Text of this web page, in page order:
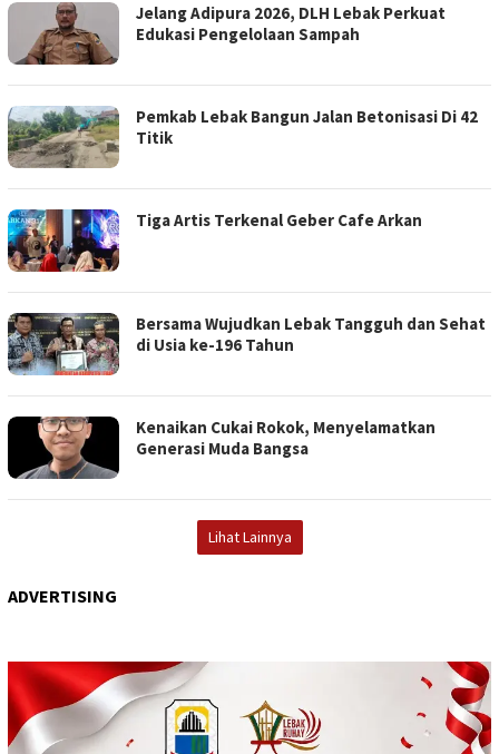
Jelang Adipura 2026, DLH Lebak Perkuat
Edukasi Pengelolaan Sampah
Pemkab Lebak Bangun Jalan Betonisasi Di 42
Titik
Tiga Artis Terkenal Geber Cafe Arkan
Bersama Wujudkan Lebak Tangguh dan Sehat
di Usia ke-196 Tahun
Kenaikan Cukai Rokok, Menyelamatkan
Generasi Muda Bangsa
Lihat Lainnya
ADVERTISING